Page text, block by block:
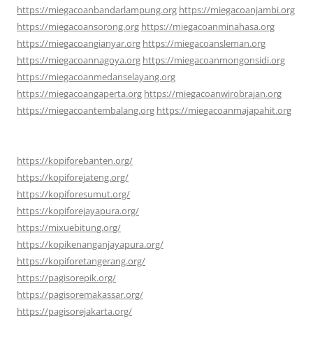
https://miegacoanbandarlampung.org https://miegacoanjambi.org
https://miegacoansorong.org https://miegacoanminahasa.org
https://miegacoangianyar.org https://miegacoansleman.org
https://miegacoannagoya.org https://miegacoanmongonsidi.org
https://miegacoanmedanselayang.org
https://miegacoangaperta.org https://miegacoanwirobrajan.org
https://miegacoantembalang.org https://miegacoanmajapahit.org
https://kopiforebanten.org/
https://kopiforejateng.org/
https://kopiforesumut.org/
https://kopiforejayapura.org/
https://mixuebitung.org/
https://kopikenanganjayapura.org/
https://kopiforetangerang.org/
https://pagisorepik.org/
https://pagisoremakassar.org/
https://pagisorejakarta.org/